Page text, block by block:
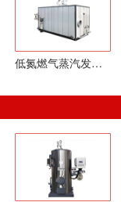
低氮燃气蒸汽发生器